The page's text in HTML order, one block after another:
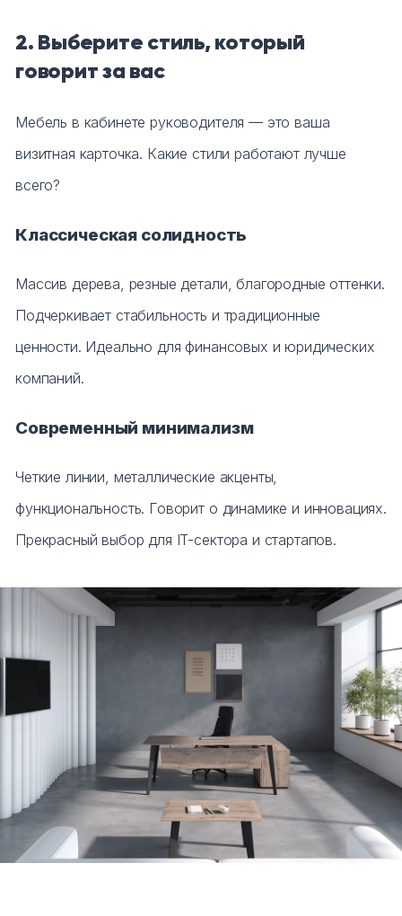
2. Выберите стиль, который
говорит за вас
Мебель в кабинете руководителя — это ваша
визитная карточка. Какие стили работают лучше
всего?
Классическая солидность
Массив дерева, резные детали, благородные оттенки.
Подчеркивает стабильность и традиционные
ценности. Идеально для финансовых и юридических
компаний.
Современный минимализм
Четкие линии, металлические акценты,
функциональность. Говорит о динамике и инновациях.
Прекрасный выбор для IT-сектора и стартапов.